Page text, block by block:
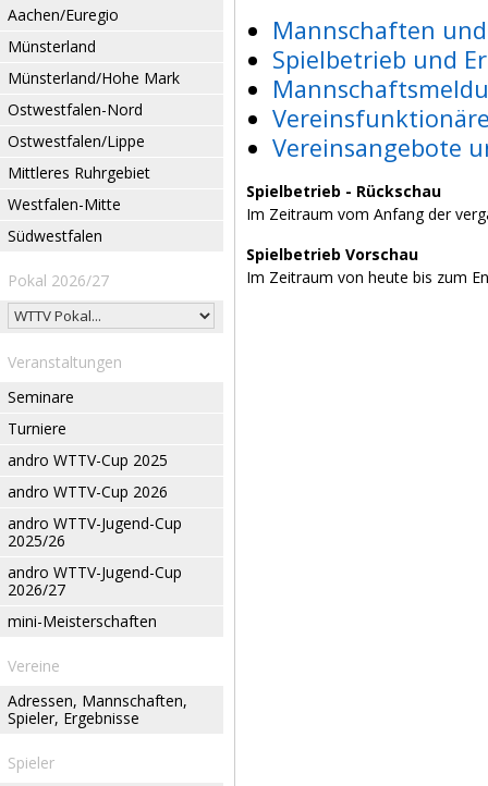
Aachen/Euregio
Münsterland
Münsterland/Hohe Mark
Ostwestfalen-Nord
Ostwestfalen/Lippe
Mittleres Ruhrgebiet
Westfalen-Mitte
Südwestfalen
Pokal 2026/27
Veranstaltungen
Seminare
Turniere
andro WTTV-Cup 2025
andro WTTV-Cup 2026
andro WTTV-Jugend-Cup
2025/26
andro WTTV-Jugend-Cup
2026/27
mini-Meisterschaften
Vereine
Adressen, Mannschaften,
Spieler, Ergebnisse
Spieler
Mannschaften
Spielbetrieb und
Vereinsangebote
Spielbetrieb - Rückschau
Im Zeitraum vom Anfang der
Spielbetrieb Vorschau
Im Zeitraum von heute bis zum